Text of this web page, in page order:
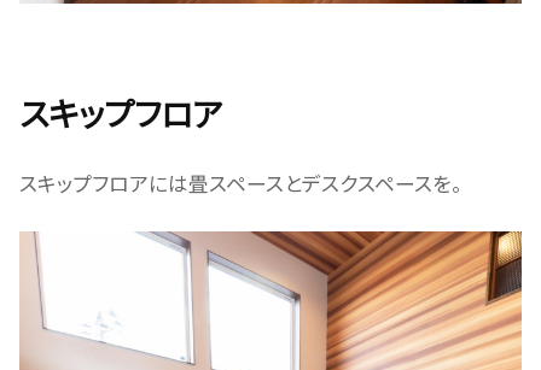
スキップフロア
スキップフロアには畳スペースとデスクスペースを。